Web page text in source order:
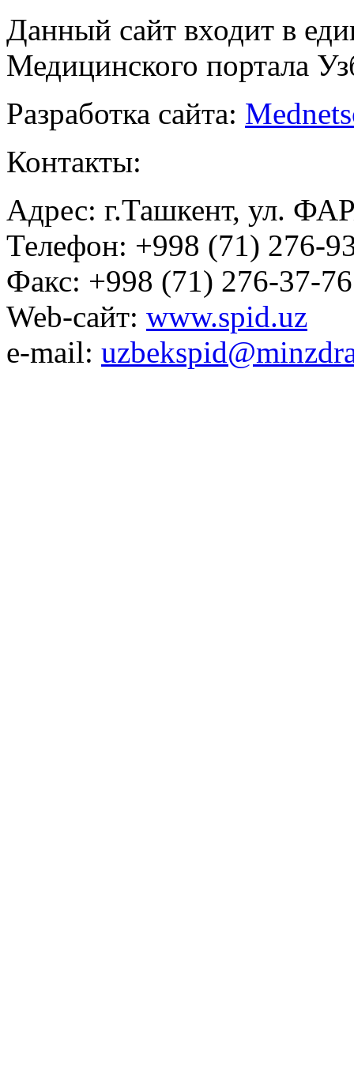
Данный сайт входит в
Медицинского портала
Разработка сайта:
Контакты:
Адрес: г.Ташкент, ул.
Телефон: +998 (71) 276-
Факс: +998 (71) 276-37-76
Web-сайт: www.spid.uz
e-mail: